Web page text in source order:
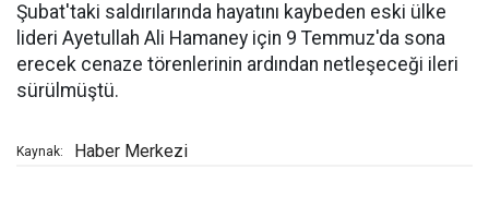
Şubat'taki saldırılarında hayatını kaybeden eski ülke
lideri Ayetullah Ali Hamaney için 9 Temmuz'da sona
erecek cenaze törenlerinin ardından netleşeceği ileri
sürülmüştü.
Kaynak: Haber Merkezi